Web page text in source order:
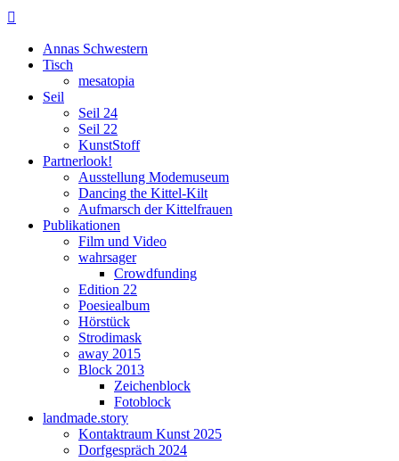

Annas Schwestern
Tisch
mesatopia
Seil
Seil 24
Seil 22
KunstStoff
Partnerlook!
Ausstellung Modemuseum
Dancing the Kittel-Kilt
Aufmarsch der Kittelfrauen
Publikationen
Film und Video
wahrsager
Crowdfunding
Edition 22
Poesiealbum
Hörstück
Strodimask
away 2015
Block 2013
Zeichenblock
Fotoblock
landmade.story
Kontaktraum Kunst 2025
Dorfgespräch 2024